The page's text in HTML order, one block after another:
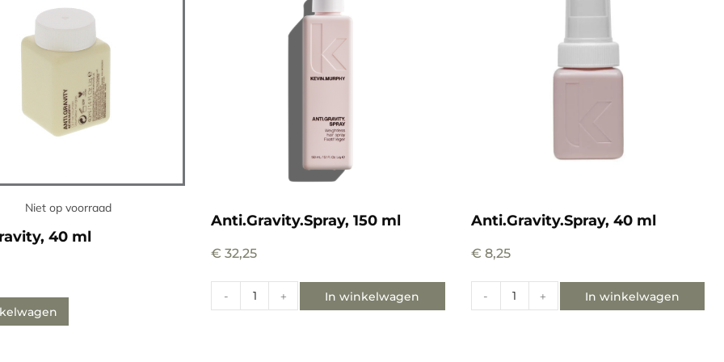
Niet op voorraad
40 ml
Anti.Gravity.Spray, 150 ml
€ 32,25
- + In winkelwagen
Anti.Gravity.Spray, 40 ml
€ 8,25
- + In winkelwagen